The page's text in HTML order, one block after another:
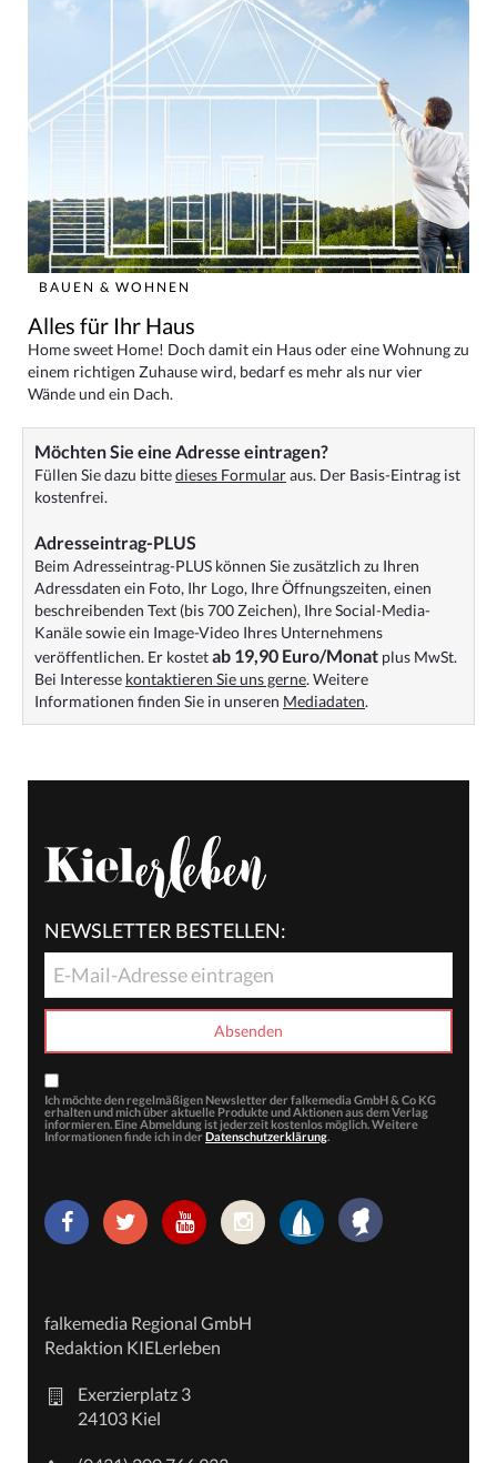
BAUEN & WOHNEN
Alles für Ihr Haus
Home sweet Home! Doch damit ein Haus oder eine Wohnung zu
einem richtigen Zuhause wird, bedarf es mehr als nur vier
Wände und ein Dach.
Möchten Sie eine Adresse eintragen?
Füllen Sie dazu bittedieses Formularaus. Der Basis-Eintrag ist
kostenfrei.
Adresseintrag-PLUS
Beim Adresseintrag-PLUS können Sie zusätzlich zu Ihren
Adressdaten ein Foto, Ihr Logo, Ihre Öffnungszeiten, einen
beschreibenden Text (bis 700 Zeichen), Ihre Social-Media-
Kanäle sowie ein Image-Video Ihres Unternehmens
veröffentlichen. Er kostetab 19,90 Euro/Monat plus MwSt.
Bei Interesse kontaktieren Sie uns gerne. Weitere
Informationen finden Sie in unseren Mediadaten.
NEWSLETTER BESTELLEN:
Ich möchte den regelmäßigen Newsletter der falkemedia GmbH & Co KG
erhalten und mich über aktuelle Produkte und Aktionen aus dem Verlag
informieren. Eine Abmeldung ist jederzeit kostenlos möglich. Weitere
Informationen finde ich in der Datenschutzerklärung.
falkemedia Regional GmbH
Redaktion KIELerleben
Exerzierplatz 3
24103 Kiel